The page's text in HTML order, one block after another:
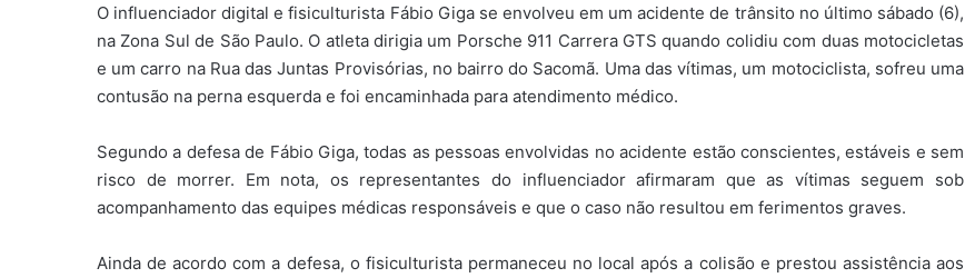
O influenciador digital e fisiculturista Fábio Giga se envolveu em um acidente de trânsito no último sábado (6),
na Zona Sul de São Paulo. O atleta dirigia um Porsche 911 Carrera GTS quando colidiu com duas motocicletas
e um carro na Rua das Juntas Provisórias, no bairro do Sacomã. Uma das vítimas, um motociclista, sofreu uma
contusão na perna esquerda e foi encaminhada para atendimento médico.
Segundo a defesa de Fábio Giga, todas as pessoas envolvidas no acidente estão conscientes, estáveis e sem
risco de morrer. Em nota, os representantes do influenciador afirmaram que as vítimas seguem sob
acompanhamento das equipes médicas responsáveis e que o caso não resultou em ferimentos graves.
Ainda de acordo com a defesa, o fisiculturista permaneceu no local após a colisão e prestou assistência aos